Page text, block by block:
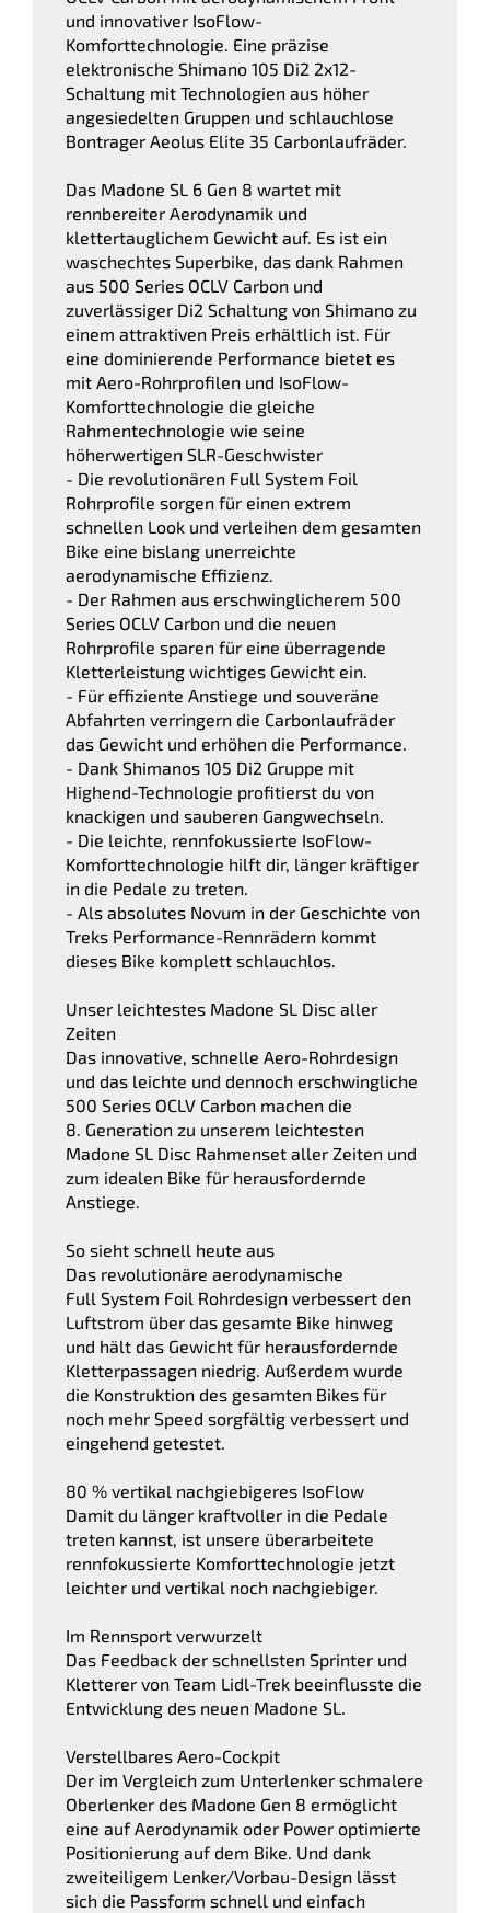
und innovativer IsoFlow-
Komforttechnologie. Eine präzise
elektronische Shimano 105 Di2 2x12-
Schaltung mit Technologien aus höher
angesiedelten Gruppen und schlauchlose
Bontrager Aeolus Elite 35 Carbonlaufräder.
Das Madone SL 6 Gen 8 wartet mit
rennbereiter Aerodynamik und
klettertauglichem Gewicht auf. Es ist ein
waschechtes Superbike, das dank Rahmen
aus 500 Series OCLV Carbon und
zuverlässiger Di2 Schaltung von Shimano zu
einem attraktiven Preis erhältlich ist. Für
eine dominierende Performance bietet es
mit Aero-Rohrprofilen und IsoFlow-
Komforttechnologie die gleiche
Rahmentechnologie wie seine
höherwertigen SLR-Geschwister
- Die revolutionären Full System Foil
Rohrprofile sorgen für einen extrem
schnellen Look und verleihen dem gesamten
Bike eine bislang unerreichte
aerodynamische Effizienz.
- Der Rahmen aus erschwinglicherem 500
Series OCLV Carbon und die neuen
Rohrprofile sparen für eine überragende
Kletterleistung wichtiges Gewicht ein.
- Für effiziente Anstiege und souveräne
Abfahrten verringern die Carbonlaufräder
das Gewicht und erhöhen die Performance.
- Dank Shimanos 105 Di2 Gruppe mit
Highend-Technologie profitierst du von
knackigen und sauberen Gangwechseln.
- Die leichte, rennfokussierte IsoFlow-
Komforttechnologie hilft dir, länger kräftiger
in die Pedale zu treten.
- Als absolutes Novum in der Geschichte von
Treks Performance-Rennrädern kommt
dieses Bike komplett schlauchlos.
Unser leichtestes Madone SL Disc aller
Zeiten
Das innovative, schnelle Aero-Rohrdesign
und das leichte und dennoch erschwingliche
500 Series OCLV Carbon machen die
8. Generation zu unserem leichtesten
Madone SL Disc Rahmenset aller Zeiten und
zum idealen Bike für herausfordernde
Anstiege.
So sieht schnell heute aus
Das revolutionäre aerodynamische
Full System Foil Rohrdesign verbessert den
Luftstrom über das gesamte Bike hinweg
und hält das Gewicht für herausfordernde
Kletterpassagen niedrig. Außerdem wurde
die Konstruktion des gesamten Bikes für
noch mehr Speed sorgfältig verbessert und
eingehend getestet.
80 % vertikal nachgiebigeres IsoFlow
Damit du länger kraftvoller in die Pedale
treten kannst, ist unsere überarbeitete
rennfokussierte Komforttechnologie jetzt
leichter und vertikal noch nachgiebiger.
Im Rennsport verwurzelt
Das Feedback der schnellsten Sprinter und
Kletterer von Team Lidl-Trek beeinflusste die
Entwicklung des neuen Madone SL.
Verstellbares Aero-Cockpit
Der im Vergleich zum Unterlenker schmalere
Oberlenker des Madone Gen 8 ermöglicht
eine auf Aerodynamik oder Power optimierte
Positionierung auf dem Bike. Und dank
zweiteiligem Lenker/Vorbau-Design lässt
sich die Passform schnell und einfach